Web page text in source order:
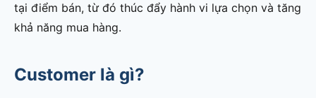
tại điểm bán, từ đó thúc đẩy hành vi lựa chọn và tăng
khả năng mua hàng.
Customer là gì?